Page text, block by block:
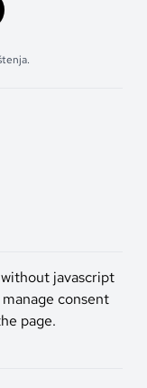
javascript
consent
page.